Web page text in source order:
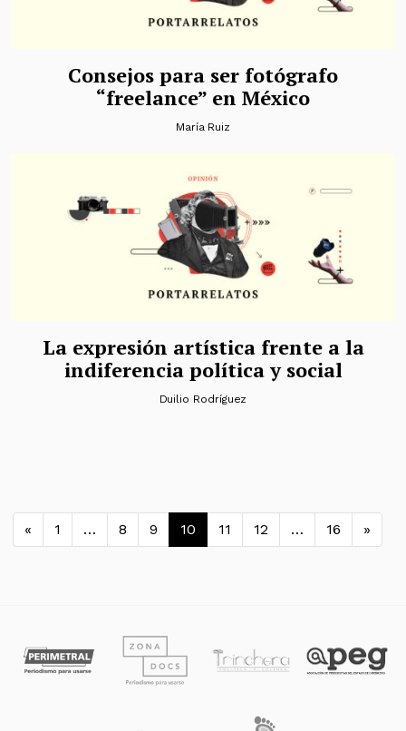
Consejos para ser fotógrafo
“freelance” en México
María Ruiz
La expresión artística frente a la
indiferencia política y social
Duilio Rodríguez
Navegación de entradas
« 1 … 8 9 10 11 12 … 16 »